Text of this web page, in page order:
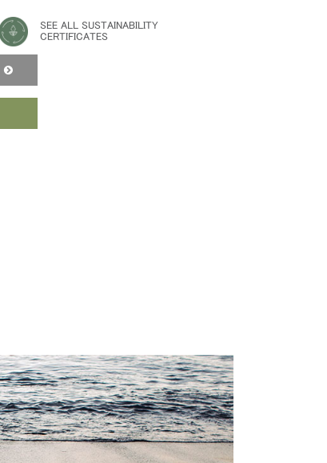
SEE ALL SUSTAINABILITY
CERTIFICATES